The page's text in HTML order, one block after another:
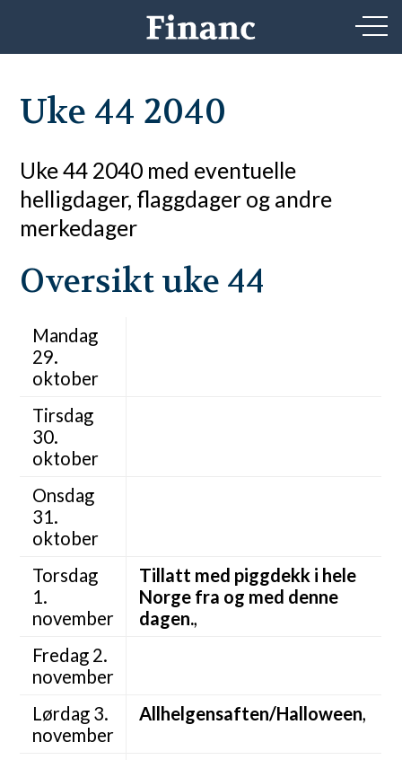
Uke 44 2040
Uke 44 2040 med eventuelle
helligdager, flaggdager og andre
merkedager
Oversikt uke 44
Mandag
29.
oktober
Tirsdag
30.
oktober
Onsdag
31.
oktober
Torsdag
1.
november
Tillatt med piggdekk i hele
Norge fra og med denne
dagen.,
Fredag 2.
november
Lørdag 3.
november
Allhelgensaften/Halloween,